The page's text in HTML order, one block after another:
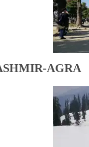
AGRA